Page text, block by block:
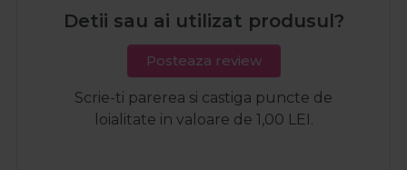
Detii sau ai utilizat produsul?
Posteaza review
Scrie-ti parerea si castiga puncte de
loialitate in valoare de 1,00 LEI.